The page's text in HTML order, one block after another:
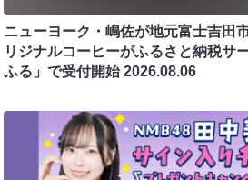
ニューヨーク・嶋佐が地元富士吉田
リジナルコーヒーがふるさと納税サ
ふる」で受付開始2026.08.06